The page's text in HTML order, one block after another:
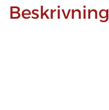
mängd
Beskrivning